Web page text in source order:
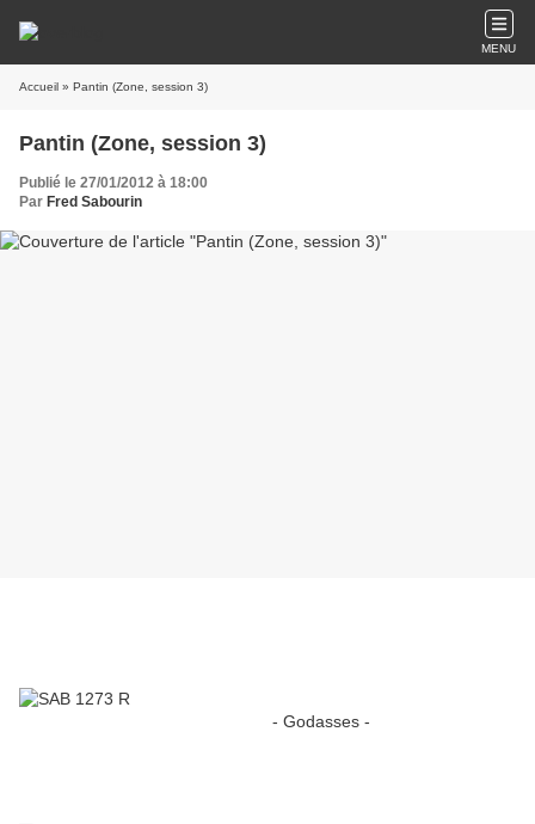
MENU
Accueil » Pantin (Zone, session 3)
Pantin (Zone, session 3)
Publié le 27/01/2012 à 18:00
Par Fred Sabourin
- Godasses -